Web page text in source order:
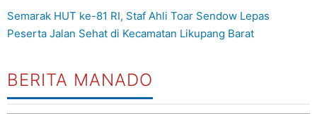
Semarak HUT ke-81 RI, Staf Ahli Toar Sendow Lepas
Peserta Jalan Sehat di Kecamatan Likupang Barat
BERITA MANADO